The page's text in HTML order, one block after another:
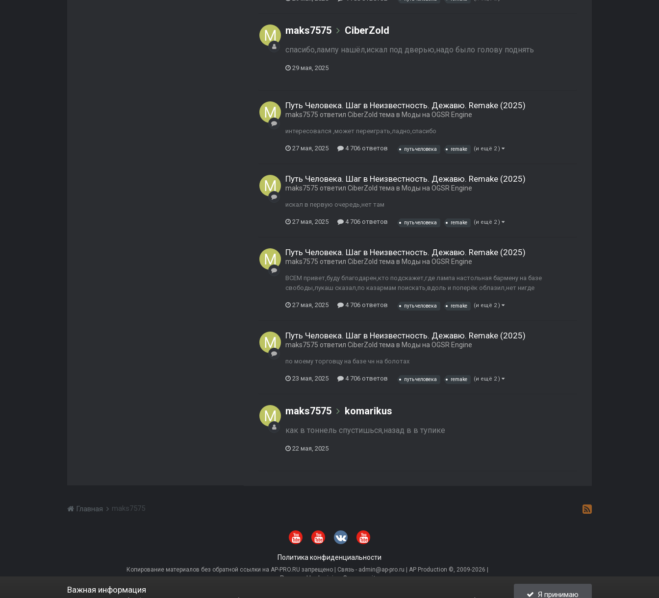
maks7575 CiberZold
спасибо,лампу нашёл,искал под дверью,надо было голову поднять
29 мая, 2025
Путь Человека. Шаг в Неизвестность. Дежавю. Remake (2025)
maks7575 ответил CiberZold тема в Моды на OGSR Engine
интересовался ,может переиграть,ладно,спасибо
27 мая, 2025 4 706 ответов путь человека remake (и ещё 2 )
Путь Человека. Шаг в Неизвестность. Дежавю. Remake (2025)
maks7575 ответил CiberZold тема в Моды на OGSR Engine
искал в первую очередь,нет там
27 мая, 2025 4 706 ответов путь человека remake (и ещё 2 )
Путь Человека. Шаг в Неизвестность. Дежавю. Remake (2025)
maks7575 ответил CiberZold тема в Моды на OGSR Engine
ВСЕМ привет,буду благодарен,кто подскажет,где лампа настольная бармену на базе
свободы,лукаш сказал,по казармам поискать,вдоль и поперёк облазил,нет нигде
27 мая, 2025 4 706 ответов путь человека remake (и ещё 2 )
Путь Человека. Шаг в Неизвестность. Дежавю. Remake (2025)
maks7575 ответил CiberZold тема в Моды на OGSR Engine
по моему торговцу на базе чн на болотах
23 мая, 2025 4 706 ответов путь человека remake (и ещё 2 )
maks7575 komarikus
как в тоннель спустишься,назад в в тупике
22 мая, 2025
Главная maks7575
Политика конфиденциальности
Копирование материалов без обратной ссылки на AP-PRO.RU запрещено | Связь - admin@ap-pro.ru | AP Production ©, 2009-2026 |
Powered by Invision Community
Важная информация Я принимаю